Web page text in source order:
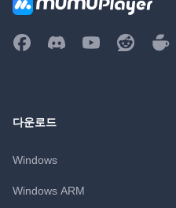
다운로드
Windows
Windows ARM